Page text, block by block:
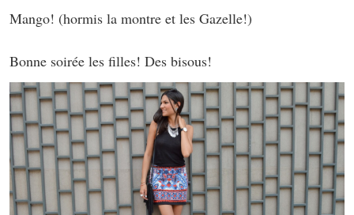
Mango! (hormis la montre et les Gazelle!)
Bonne soirée les filles! Des bisous!